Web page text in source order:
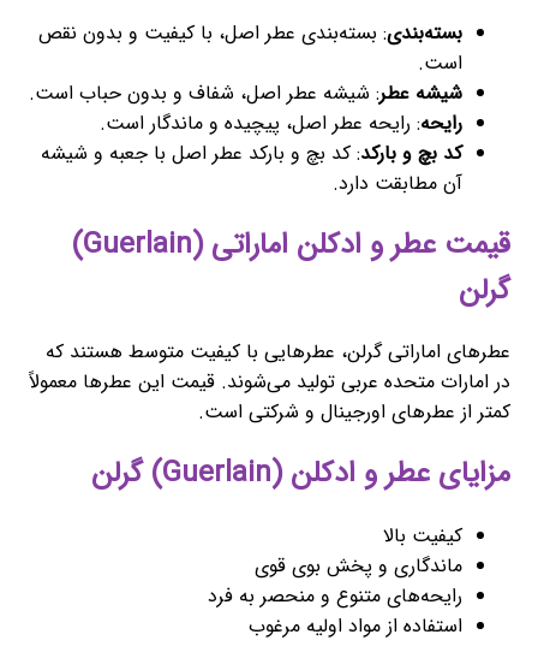
بسته‌بندی: بسته‌بندی عطر اصل، با کیفیت و بدون نقص
است.
شیشه عطر: شیشه عطر اصل، شفاف و بدون حباب است.
رایحه: رایحه عطر اصل، پیچیده و ماندگار است.
کد بچ و بارکد: کد بچ و بارکد عطر اصل با جعبه و شیشه
آن مطابقت دارد.
قیمت عطر و ادکلن اماراتی (Guerlain)
گرلن
عطرهای اماراتی گرلن، عطرهایی با کیفیت متوسط هستند که
در امارات متحده عربی تولید می‌شوند. قیمت این عطرها معمولاً
کمتر از عطرهای اورجینال و شرکتی است.
مزایای عطر و ادکلن (Guerlain) گرلن
کیفیت بالا
ماندگاری و پخش بوی قوی
رایحه‌های متنوع و منحصر به فرد
استفاده از مواد اولیه مرغوب